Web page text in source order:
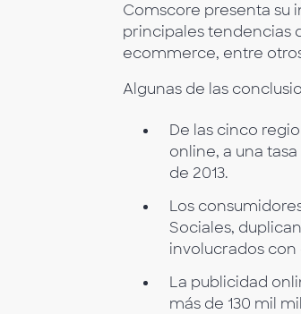
Comscore presenta su
principales tendencias
ecommerce, entre
Algunas de las
De las cinco
online, a una
de 2013.
Los
Sociales,
involucrados
La publicidad
más de 130 mil